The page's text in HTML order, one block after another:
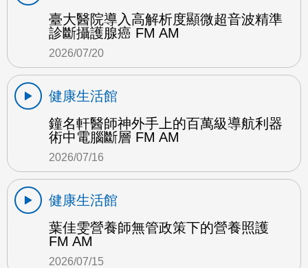
臺大醫院導入高解析度顯微超音波精準
診斷攝護腺癌 FM AM
2026/07/20
健康生活館
鐘名軒醫師神外手上的百萬級導航利器
術中電腦斷層 FM AM
2026/07/16
健康生活館
葉佳雯營養師無管政策下的營養照護
FM AM
2026/07/15